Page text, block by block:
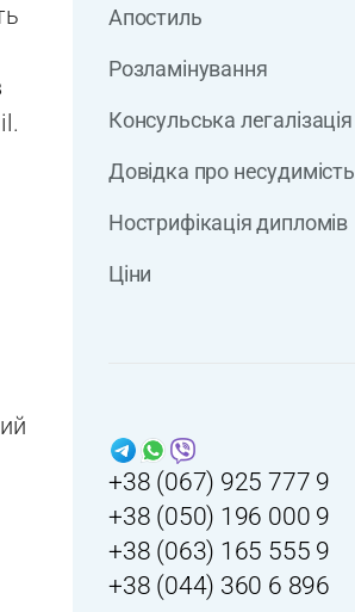
Апостиль
Розламінування
Консульська легалізація
Довідка про несудимість
Нострифікація дипломів
Ціни
+38 (067) 925 777 9
+38 (050) 196 000 9
+38 (063) 165 555 9
+38 (044) 360 6 896